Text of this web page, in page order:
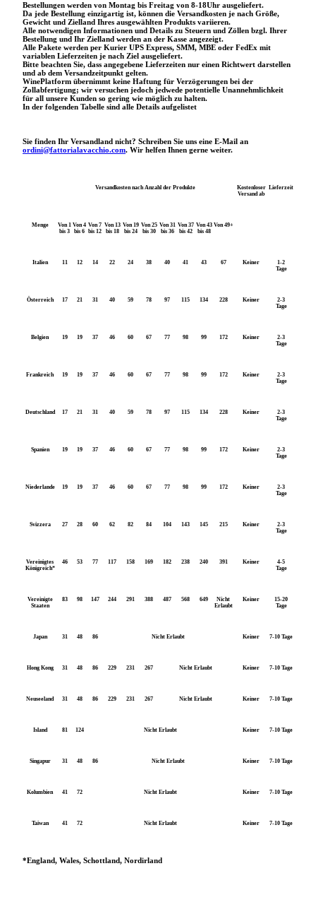
Bestellungen werden von Montag bis Freitag von 8-18Uhr ausgeliefert.
Da jede Bestellung einzigartig ist, können die Versandkosten je nach Größe,
Gewicht und Zielland Ihres ausgewählten Produkts variieren.
Alle notwendigen Informationen und Details zu Steuern und Zöllen bzgl. Ihrer
Bestellung und Ihr Zielland werden an der Kasse angezeigt.
Alle Pakete werden per Kurier UPS Express, SMM, MBE oder FedEx mit
variablen Lieferzeiten je nach Ziel ausgeliefert.
Bitte beachten Sie, dass angegebene Lieferzeiten nur einen Richtwert darstellen
und ab dem Versandzeitpunkt gelten.
WinePlatform übernimmt keine Haftung für Verzögerungen bei der
Zollabfertigung; wir versuchen jedoch jedwede potentielle Unannehmlichkeit
für all unsere Kunden so gering wie möglich zu halten.
In der folgenden Tabelle sind alle Details aufgelistet
Sie finden Ihr Versandland nicht? Schreiben Sie uns eine E-Mail an
ordini@fattorialavacchio.com. Wir helfen Ihnen gerne weiter.
Versandkosten nach Anzahl der Produkte
Kostenloser
Versand ab
Lieferzeit
Menge
Von 1
bis 3
Von 4
bis 6
Von 7
bis 12
Von 13
bis 18
Von 19
bis 24
Von 25
bis 30
Von 31
bis 36
Von 37
bis 42
Von 43
bis 48
Von 49+
Italien 11 12 14 22 24 38 40 41 43 67 Keiner
1-2
Tage
Österreich 17 21 31 40 59 78 97 115 134 228 Keiner
2-3
Tage
Belgien 19 19 37 46 60 67 77 98 99 172 Keiner
2-3
Tage
Frankreich 19 19 37 46 60 67 77 98 99 172 Keiner
2-3
Tage
Deutschland 17 21 31 40 59 78 97 115 134 228 Keiner
2-3
Tage
Spanien 19 19 37 46 60 67 77 98 99 172 Keiner
2-3
Tage
Niederlande 19 19 37 46 60 67 77 98 99 172 Keiner
2-3
Tage
Svizzera 27 28 60 62 82 84 104 143 145 215 Keiner
2-3
Tage
Vereinigtes
Königreich*
46 53 77 117 158 169 182 238 240 391 Keiner
4-5
Tage
Vereinigte
Staaten
83 98 147 244 291 388 487 568 649
Nicht
Erlaubt
Keiner
15-20
Tage
Japan 31 48 86 Nicht Erlaubt Keiner 7-10 Tage
Hong Kong 31 48 86 229 231 267 Nicht Erlaubt Keiner 7-10 Tage
Neuseeland 31 48 86 229 231 267 Nicht Erlaubt Keiner 7-10 Tage
Island 81 124 Nicht Erlaubt Keiner 7-10 Tage
Singapur 31 48 86 Nicht Erlaubt Keiner 7-10 Tage
Kolumbien 41 72 Nicht Erlaubt Keiner 7-10 Tage
Taiwan 41 72 Nicht Erlaubt Keiner 7-10 Tage
*England, Wales, Schottland, Nordirland